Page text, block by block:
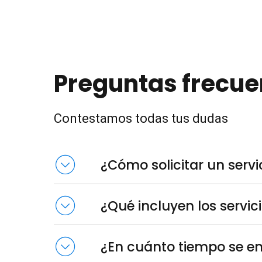
Preguntas
Contestamos todas tus dudas
¿Cómo solicitar un
Se necesita llenar el siguiente formulario
¿Qué incluyen los
obtenidos, los cuales serán entregados en un
¿En cuánto tiempo se